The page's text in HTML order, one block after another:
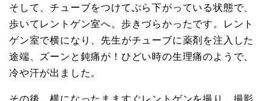
そして、チューブをつけてぶら下がっている状態で、
歩いてレントゲン室へ。歩きづらかったです。レント
ゲン室で横になり、先生がチューブに薬剤を注入した
途端、ズーンと鈍痛が！ひどい時の生理痛のようで、
冷や汗が出ました。